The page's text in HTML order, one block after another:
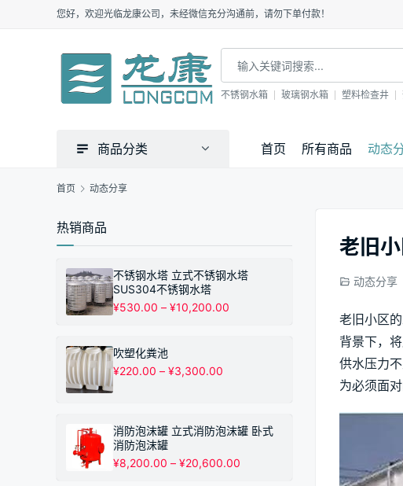
您好，欢迎光临龙康公司，未经微信充分沟通前，请勿下单付款！
不锈钢水箱 玻璃钢水箱 塑料检查井
商品分类 首页 所有商品 动态
首页 动态分享
老旧
动态分享
老旧小区
背景下，
供水压力
为必须面
热销商品
不锈钢水塔 立式不锈钢水塔
SUS304不锈钢水塔
¥530.00 – ¥10,200.00
吹塑化粪池
¥220.00 – ¥3,300.00
¥220.00
至
消防泡沫罐 立式消防泡沫罐 卧式
消防泡沫罐
¥8,200.00 – ¥20,600.00